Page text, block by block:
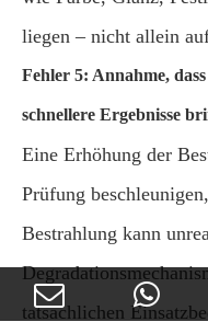
liegen – nicht allein
Fehler 5: Annahme,
schnellere Ergebnisse
Eine Erhöhung der
Prüfung
Bestrahlung kann
tatsächlichen